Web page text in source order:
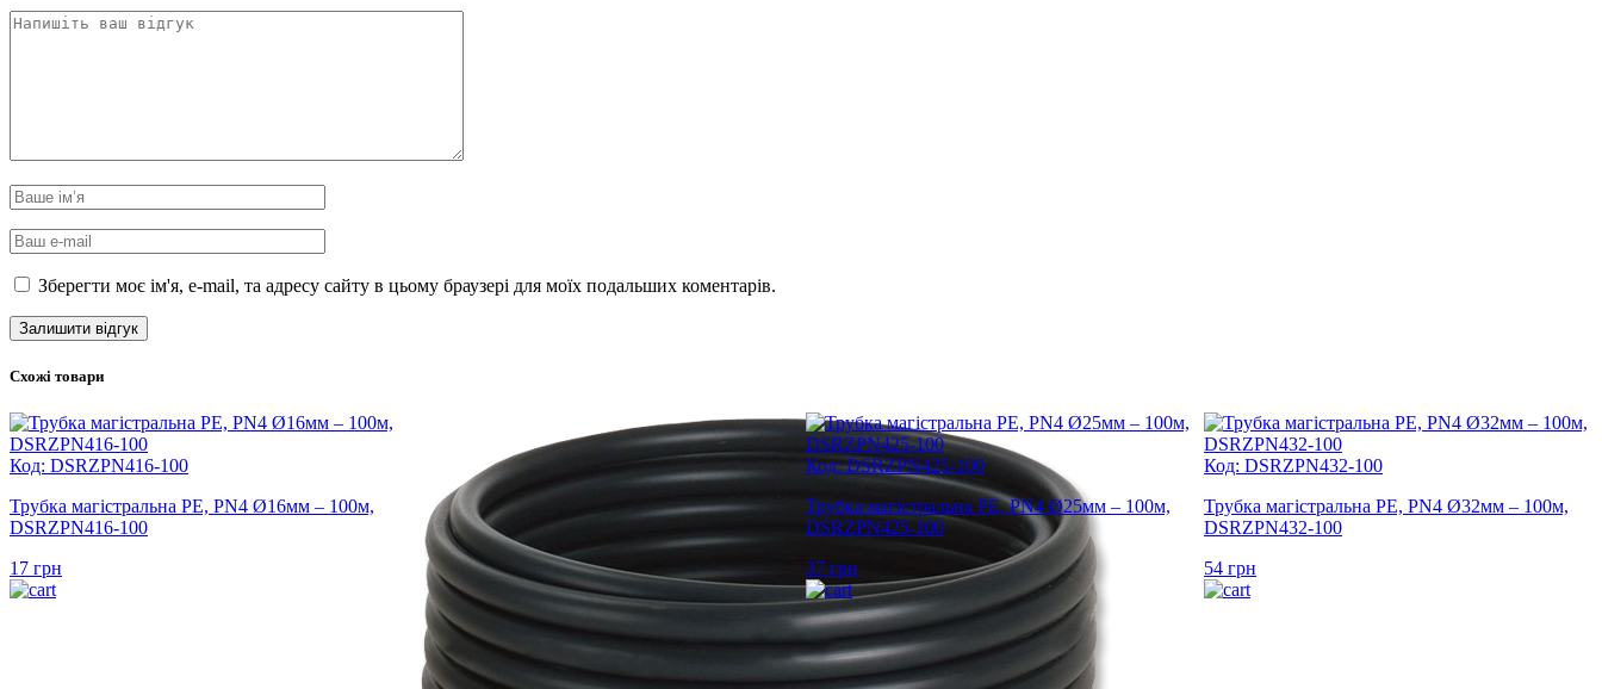
Зберегти моє ім'я, e-mail, та адресу сайту в цьому браузері для моїх подальших коментарів.
Схожі товари
Код: DSRZPN416-100
Трубка магістральна PE, PN4 Ø16мм – 100м,
DSRZPN416-100
17 грн
Код: DSRZPN425-100
Трубка магістральна PE, PN4 Ø25мм – 100м,
DSRZPN425-100
37 грн
Код: DSRZPN432-100
Трубка магістральна PE, PN4 Ø32мм – 100м,
DSRZPN432-100
54 грн